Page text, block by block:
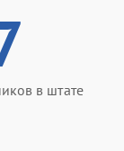
в штате